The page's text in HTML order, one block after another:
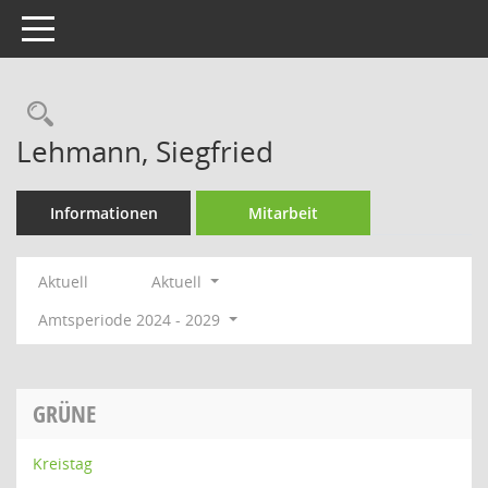
Toggle navigation
Rechercheauswahl
Lehmann, Siegfried
Informationen Mitarbeit
Aktuell
Aktuell
Amtsperiode 2024 - 2029
GRÜNE
Kreistag